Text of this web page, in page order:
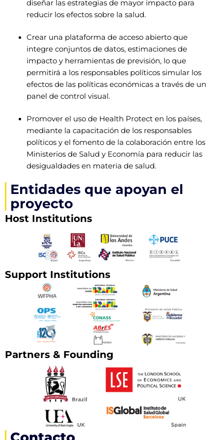
diseñar las estrategias de mayor impacto para
reducir los efectos sobre la salud.
Crear una plataforma de acceso abierto que
integre conjuntos de datos, estimaciones de
impacto y herramientas de previsión, lo que
permitirá a los responsables políticos simular los
efectos de las políticas económicas a través de un
panel de control visual.
Promover el uso de Health Protect en los países,
mediante la capacitación de los responsables
políticos y el fomento de la colaboración entre los
Ministerios de Salud y Economía para reducir las
desigualdades en materia de salud.
Entidades que apoyan el
proyecto
Host Institutions
Support Institutions
Partners & Founding